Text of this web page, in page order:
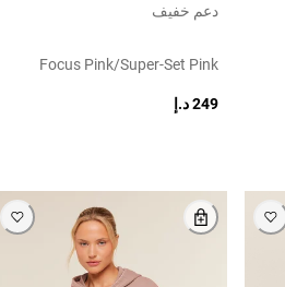
دعم خفيف
Focus Pink/super-Set Pink
249 د.إ